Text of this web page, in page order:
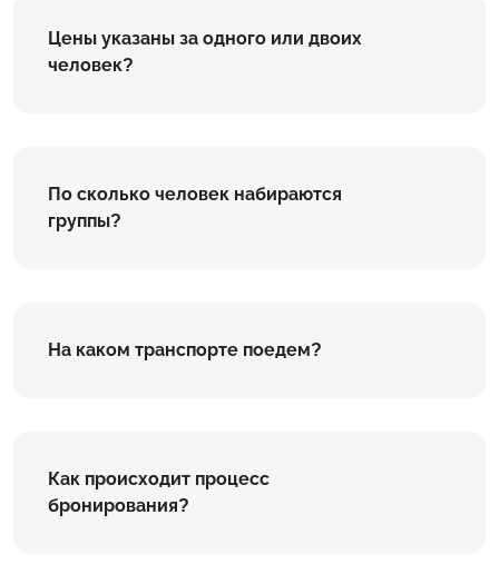
Цены указаны за одного или двоих
человек?
По сколько человек набираются
группы?
На каком транспорте поедем?
Как происходит процесс
бронирования?